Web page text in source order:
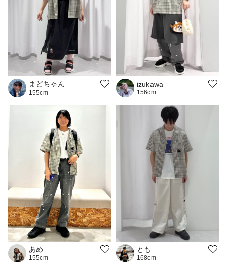
まどちゃん
155cm
izukawa
156cm
あめ
155cm
とも
168cm